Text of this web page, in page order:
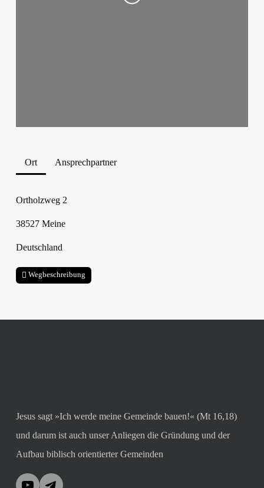
Ort Ansprechpartner
Ortholzweg 2
38527 Meine
Deutschland
Wegbeschreibung
Jesus sagt »Ich werde meine Gemeinde bauen!« (Mt 16,18)
und darum ist auch unser Anliegen die Gründung und der
Aufbau biblisch orientierter Gemeinden
YouTubeTelegram